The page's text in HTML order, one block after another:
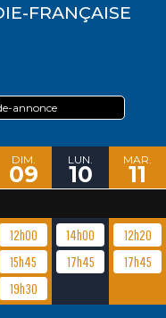
FRANÇAISE
annonce
DIM.
09
LUN.
10
MAR.
11
12h00
15h45
19h30
14h00
17h45
12h20
17h45